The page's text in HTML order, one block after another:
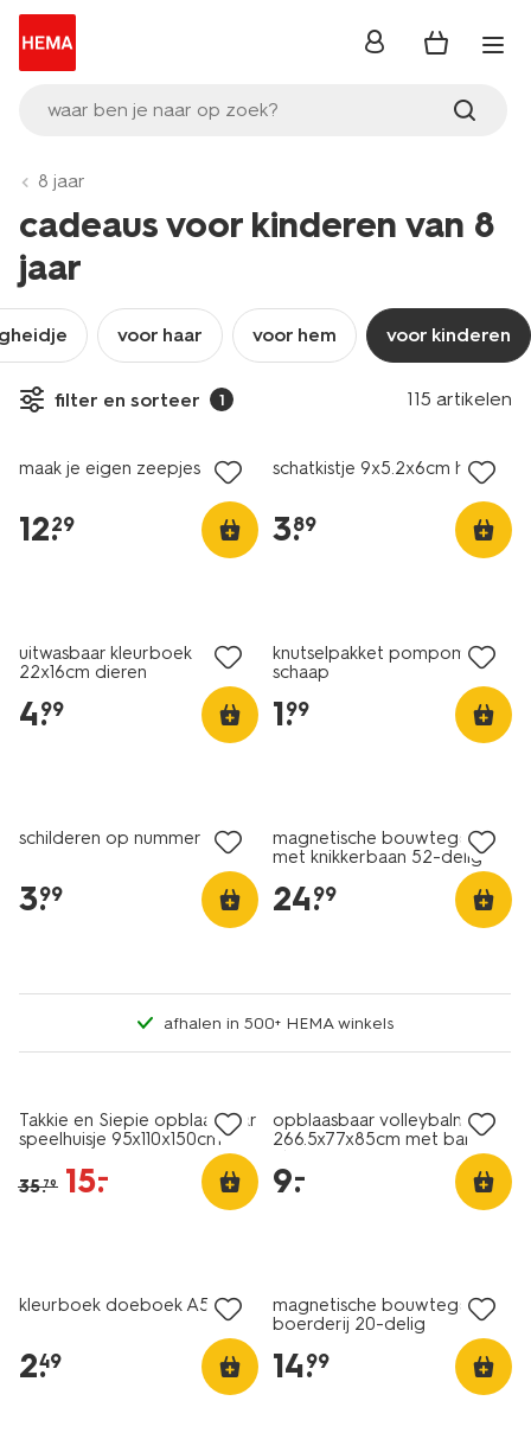
waar ben je naar op zoek?
inloggen
8 jaar
cadeaus voor kinderen van 8
jaar
voor haar voor hem voor kinderen
filter en sorteer 1 115 artikelen
nieuw
maak je eigen zeepjes
12.
29
schatkistje 9x5.2x6cm hout
3.
89
uitwasbaar kleurboek
22x16cm dieren
4.
99
knutselpakket pompomset
schaap
1.
99
schilderen op nummer
3.
99
magnetische bouwtegels
met knikkerbaan 52-delig
24.
99
afhalen in 500+ HEMA winkels
Takkie en Siepie opblaasbaar
speelhuisje 95x110x150cm
35.79 15.
–
opblaasbaar volleybalnet
266.5x77x85cm met bal
Ø34cm
9.
–
kleurboek doeboek A5
2.
49
magnetische bouwtegels
boerderij 20-delig
14.
99